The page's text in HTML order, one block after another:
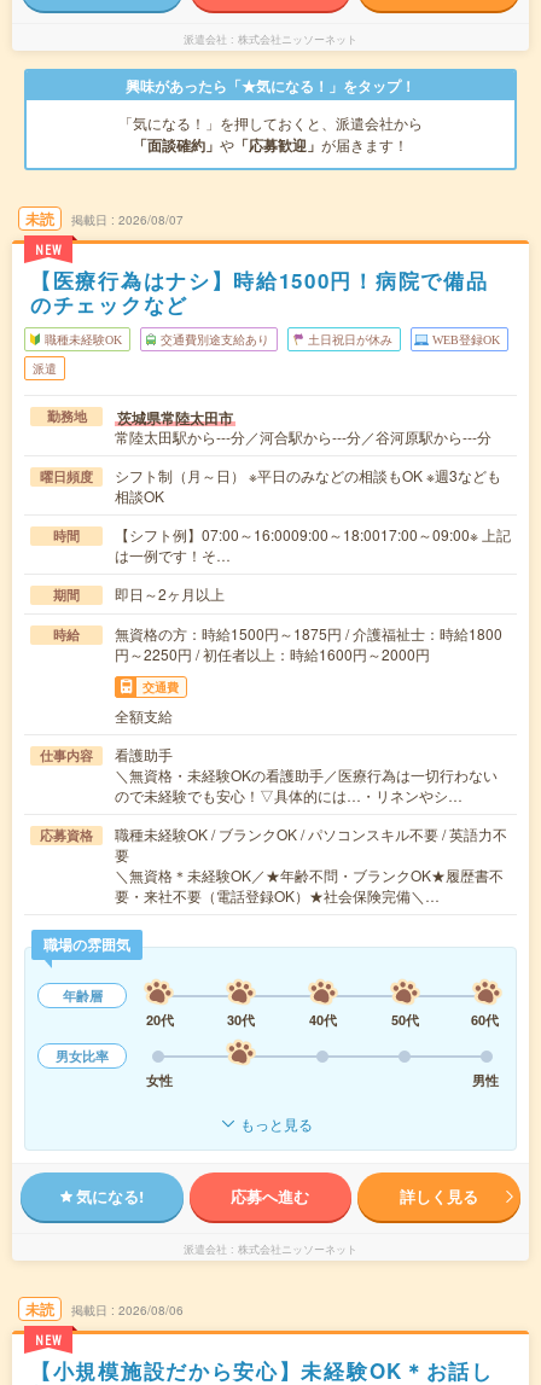
派遣会社 株式会社ニッソーネット
興味があったら「★気になる！」をタップ！
「気になる！」を押しておくと、派遣会社から
「面談確約」 や 「応募歓迎」 が届きます！
未読
NEW
掲載日 2026/08/07
【医療行為はナシ】時給1500円！病院で備品
のチェックなど
職種未経験OK 交通費別途支給あり 土日祝日が休み WEB登録OK
派遣
勤務地 茨城県常陸太田市
常陸太田駅から---分／河合駅から---分／谷河原駅から---分
曜日頻度
シフト制（月～日） ※平日のみなどの相談もOK ※週3なども
相談OK
時間
【シフト例】07:00～16:0009:00～18:0017:00～09:00※ 上記
は一例です！そ…
期間 即日～2ヶ月以上
時給
無資格の方：時給1500円～1875円 / 介護福祉士：時給1800
円～2250円 / 初任者以上：時給1600円～2000円
交通費
全額支給
仕事内容
看護助手
＼無資格・未経験OKの看護助手／医療行為は一切行わない
ので未経験でも安心！▽具体的には…・リネンやシ…
応募資格
職種未経験OK / ブランクOK / パソコンスキル不要 / 英語力不
要
＼無資格＊未経験OK／★年齢不問・ブランクOK★履歴書不
要・来社不要（電話登録OK）★社会保険完備＼…
職場の雰囲気
年齢層
20代
30代 40代 50代
60代
男女比率
女性
男性
もっと見る
気になる! 応募へ進む 詳しく見る
派遣会社 株式会社ニッソーネット
未読
NEW
掲載日 2026/08/06
【小規模施設だから安心】未経験OK＊お話し